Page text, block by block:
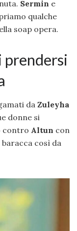
Sermin e
qualche
soap opera.
prendersi
daZuleyha
donne si
contro Altun con
così da